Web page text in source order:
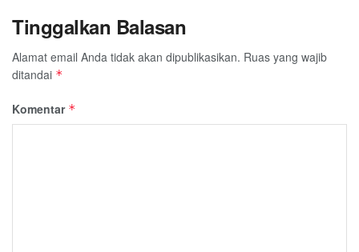
Tinggalkan Balasan
Alamat email Anda tidak akan dipublikasikan. Ruas yang wajib
ditandai *
Komentar *